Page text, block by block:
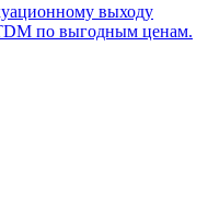
выходу
по выгодным ценам.